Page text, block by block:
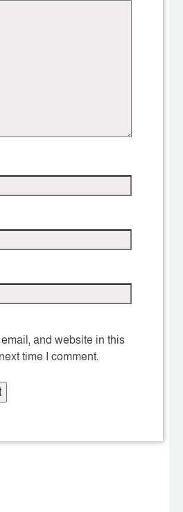
and website in this
time I comment.